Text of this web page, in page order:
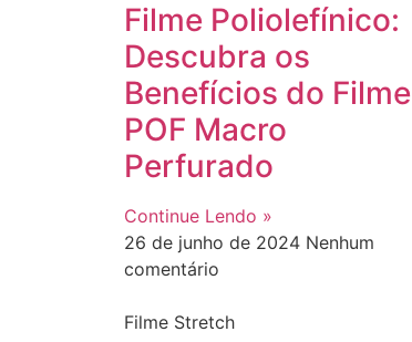
Filme Poliolefínico:
Descubra os
Benefícios do Filme
POF Macro
Perfurado
Continue Lendo »
26 de junho de 2024 Nenhum
comentário
Filme Stretch